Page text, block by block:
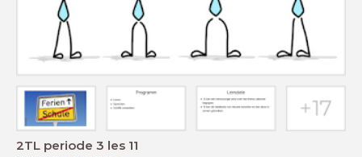
2TL periode 3 les 11